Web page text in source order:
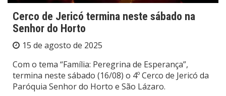
Cerco de Jericó termina neste sábado na
Senhor do Horto
15 de agosto de 2025
Com o tema “Família: Peregrina de Esperança”,
termina neste sábado (16/08) o 4º Cerco de Jericó da
Paróquia Senhor do Horto e São Lázaro.